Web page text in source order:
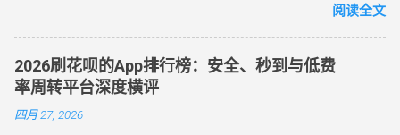
法通过模拟真实购物场景，有效规避单笔限额，是 “花呗套现教
程” 中针对普通风控的核心策略。 三、深度风控账户：代付模
式破解，20-100 元也能全额套现 针对仅能支付 20-100 元或完
全无法交易的深度风控账户，代付模式成为终极解决方案。 操
（如小米商城、淘宝天猫），生成代付二维码。 扫码代付 ：用
付宝于近期升级「备用金」功能，实现花呗额度直接取现至银
行卡。具体操作步骤如下： 入口激活 ：打开支付宝 APP → 点
击「我的」→ 进入「花呗」页面，找到「备用金」开通入口。
额度确认 ：备用金额度与花呗可用额度实时同步（部分用户享
额外专享额度），支持最低 1 元起取。 验证流程 ：按提示完成
刷脸认证，确认利率及还款规则。 资金划转 ：输入取现金额
行为存在账户限制风险，需谨慎评估 ）。 二、2025 年花呗套
型 —— 小额应急首选 方法 1：可信商家扫码套现 操作流程 ：
通过资质认证平台获取实名商家收款码（需查验营业执照）；
花呗支付后，商家扣除 8%-15% 手续费实时返现至支付宝 / 微
信。 优势 ：10 分钟极速到账，操作极简 劣势 ：手续费偏高，
阅读全文
2026刷花呗的App排行榜：安全、秒到与低费
率周转平台深度横评
四月 27, 2026